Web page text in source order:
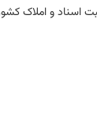
اسناد و املاک